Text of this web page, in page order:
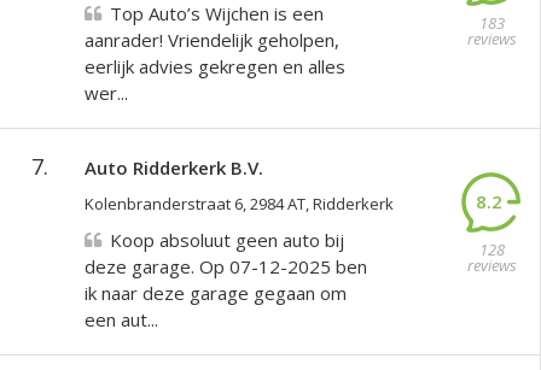
183
reviews
Top Auto’s Wijchen is een
aanrader! Vriendelijk geholpen,
eerlijk advies gekregen en alles
wer...
7. Auto Ridderkerk B.V.
Kolenbranderstraat 6, 2984 AT, Ridderkerk 8.2
128
reviews
Koop absoluut geen auto bij
deze garage. Op 07-12-2025 ben
ik naar deze garage gegaan om
een aut...